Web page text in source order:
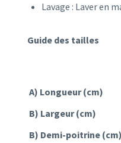
Lavage : Laver en
Guide des tailles
A) Longueur (cm)
B) Largeur (cm)
B) Demi-poitrine (cm)